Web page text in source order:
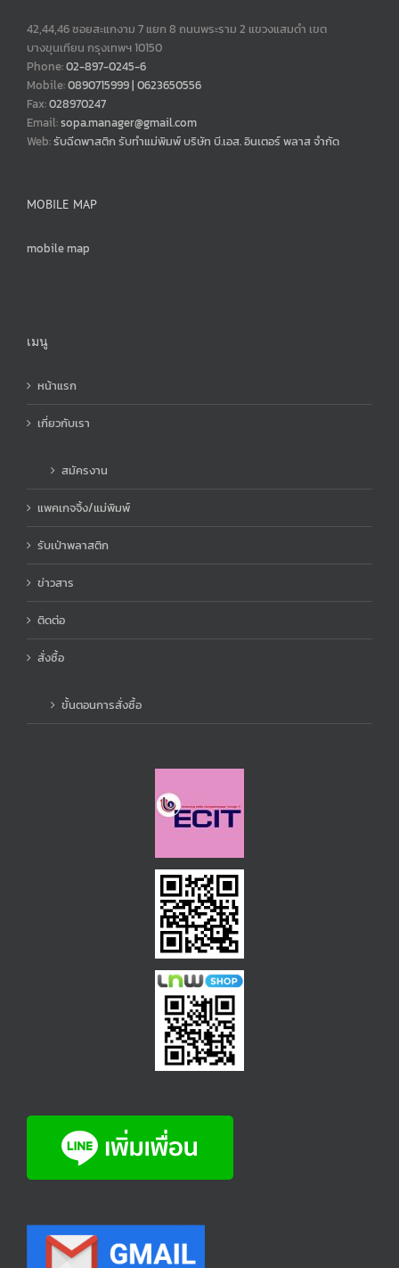
42,44,46 ซอยสะแกงาม 7 แยก 8 ถนนพระราม 2 แขวงแสมดำ เขต
บางขุนเทียน กรุงเทพฯ 10150
Phone:02-897-0245-6
Mobile:0890715999 | 0623650556
Fax:028970247
Email:sopa.manager@gmail.com
Web:รับฉีดพาสติก รับทำแม่พิมพ์ บริษัท บี.เอส. อินเตอร์ พลาส จำกัด
MOBILE MAP
mobile map
เมนู
หน้าแรก
เกี่ยวกับเรา
สมัครงาน
แพคเกจจิ้ง/แม่พิมพ์
รับเป่าพลาสติก
ข่าวสาร
ติดต่อ
สั่งซื้อ
ขั้นตอนการสั่งซื้อ